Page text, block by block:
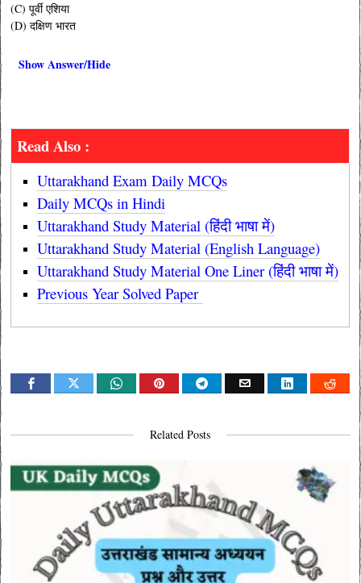
(C) पूर्वी एशिया
(D) दक्षिण भारत
Show Answer/Hide
Read Also :
Uttarakhand Exam Daily MCQs
Daily MCQs in Hindi
Uttarakhand Study Material (हिंदी भाषा में)
Uttarakhand Study Material (English Language)
Uttarakhand Study Material One Liner (हिंदी भाषा में)
Previous Year Solved Paper
Related Posts